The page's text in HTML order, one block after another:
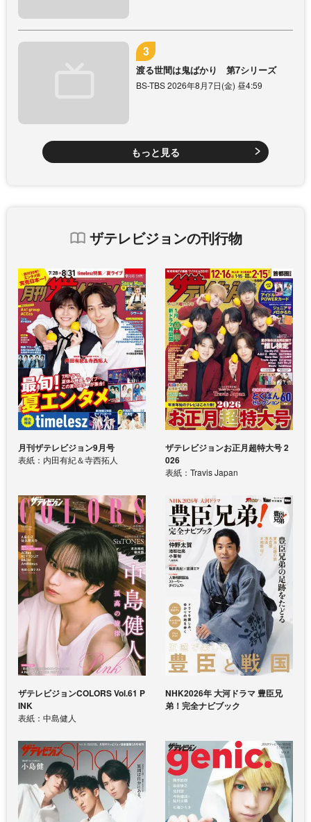
渡る世間は鬼ばかり 第7シリーズ
BS-TBS 2026年8月7日(金) 昼4:59
もっと見る
ザテレビジョンの刊行物
月刊ザテレビジョン9月号
表紙：内田有紀＆寺西拓人
ザテレビジョンお正月超特大号 2
026
表紙：Travis Japan
ザテレビジョンCOLORS Vol.61 P
INK
表紙：中島健人
NHK2026年 大河ドラマ 豊臣兄
弟！完全ナビブック